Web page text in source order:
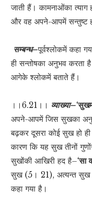
जाती हैं। कामनाओंका त्याग
और वह अपने-आपमें सन्तुष्ट
सम्बन्ध–पूर्वश्लोकमें कहा
ही सन्तोषका अनुभव करता
आगेके श्लोकमें बताते हैं।
।।6.21।। व्याख्या–
अपने-आपमें जिस सुखका
बढ़कर दूसरा कोई सुख हो
कारण कि यह सुख तीनों
सुखोंकी आखिरी हद है–‘सा
सुख (5। 21), अत्यन्त
कहा गया है।